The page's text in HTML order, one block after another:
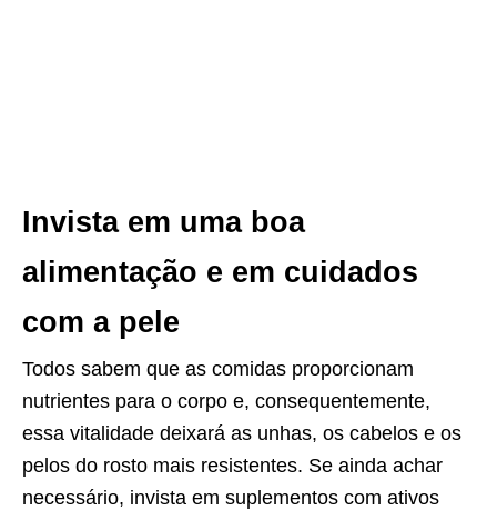
Invista em uma boa
alimentação e em cuidados
com a pele
Todos sabem que as comidas proporcionam
nutrientes para o corpo e, consequentemente,
essa vitalidade deixará as unhas, os cabelos e os
pelos do rosto mais resistentes. Se ainda achar
necessário, invista em suplementos com ativos